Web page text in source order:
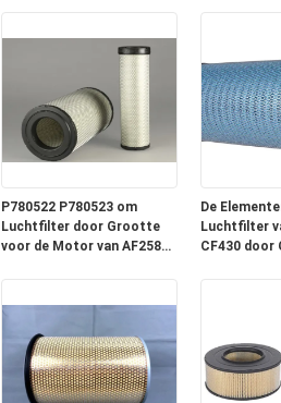
P780522 P780523 om
Luchtfilter door Grootte
voor de Motor van AF25812
De
Luchtfilter
CF430